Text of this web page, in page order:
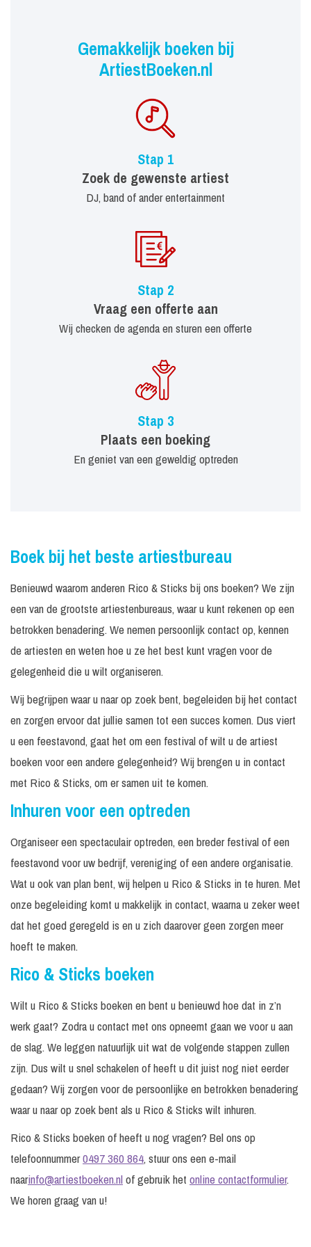
Gemakkelijk boeken bij
ArtiestBoeken.nl
Stap 1
Zoek de gewenste artiest
DJ, band of ander entertainment
Stap 2
Vraag een offerte aan
Wij checken de agenda en sturen een offerte
Stap 3
Plaats een boeking
En geniet van een geweldig optreden
Boek bij het beste artiestbureau
Benieuwd waarom anderen Rico & Sticks bij ons boeken? We zijn
een van de grootste artiestenbureaus, waar u kunt rekenen op een
betrokken benadering. We nemen persoonlijk contact op, kennen
de artiesten en weten hoe u ze het best kunt vragen voor de
gelegenheid die u wilt organiseren.
Wij begrijpen waar u naar op zoek bent, begeleiden bij het contact
en zorgen ervoor dat jullie samen tot een succes komen. Dus viert
u een feestavond, gaat het om een festival of wilt u de artiest
boeken voor een andere gelegenheid? Wij brengen u in contact
met Rico & Sticks, om er samen uit te komen.
Inhuren voor een optreden
Organiseer een spectaculair optreden, een breder festival of een
feestavond voor uw bedrijf, vereniging of een andere organisatie.
Wat u ook van plan bent, wij helpen u Rico & Sticks in te huren. Met
onze begeleiding komt u makkelijk in contact, waarna u zeker weet
dat het goed geregeld is en u zich daarover geen zorgen meer
hoeft te maken.
Rico & Sticks boeken
Wilt u Rico & Sticks boeken en bent u benieuwd hoe dat in z’n
werk gaat? Zodra u contact met ons opneemt gaan we voor u aan
de slag. We leggen natuurlijk uit wat de volgende stappen zullen
zijn. Dus wilt u snel schakelen of heeft u dit juist nog niet eerder
gedaan? Wij zorgen voor de persoonlijke en betrokken benadering
waar u naar op zoek bent als u Rico & Sticks wilt inhuren.
Rico & Sticks boeken of heeft u nog vragen? Bel ons op
telefoonnummer0497 360 864, stuur ons een e-mail
naarinfo@artiestboeken.nlof gebruik het online contactformulier.
We horen graag van u!